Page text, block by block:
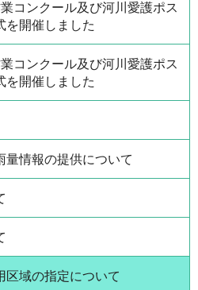
コンクール及び河川愛護ポス
を開催しました
コンクール及び河川愛護ポス
を開催しました
量情報の提供について
区域の指定について